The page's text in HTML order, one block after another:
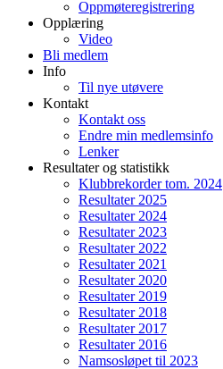
Oppmøteregistrering
Opplæring
Video
Bli medlem
Info
Til nye utøvere
Kontakt
Kontakt oss
Endre min medlemsinfo
Lenker
Resultater og statistikk
Klubbrekorder tom. 2024
Resultater 2025
Resultater 2024
Resultater 2023
Resultater 2022
Resultater 2021
Resultater 2020
Resultater 2019
Resultater 2018
Resultater 2017
Resultater 2016
Namsosløpet til 2023